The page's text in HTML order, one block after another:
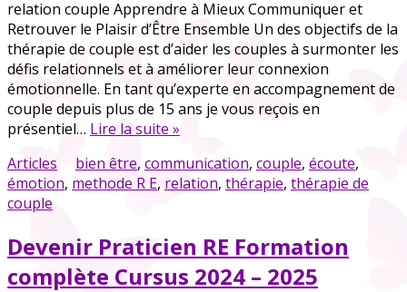
relation couple Apprendre à Mieux Communiquer et
Retrouver le Plaisir d’Être Ensemble Un des objectifs de la
thérapie de couple est d’aider les couples à surmonter les
défis relationnels et à améliorer leur connexion
émotionnelle. En tant qu’experte en accompagnement de
couple depuis plus de 15 ans je vous reçois en
présentiel… Lire la suite »
Articles
bien être, communication, couple, écoute,
émotion, methode R E, relation, thérapie, thérapie de
couple
Devenir Praticien RE Formation
complète Cursus 2024 – 2025